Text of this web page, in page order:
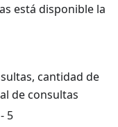
está disponible la
cantidad de
de consultas
5